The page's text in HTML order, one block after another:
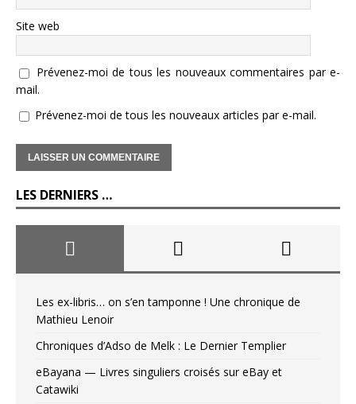
Site web
Prévenez-moi de tous les nouveaux commentaires par e-
mail.
Prévenez-moi de tous les nouveaux articles par e-mail.
LES DERNIERS …
Les ex-libris… on s’en tamponne ! Une chronique de
Mathieu Lenoir
Chroniques d’Adso de Melk : Le Dernier Templier
eBayana — Livres singuliers croisés sur eBay et
Catawiki